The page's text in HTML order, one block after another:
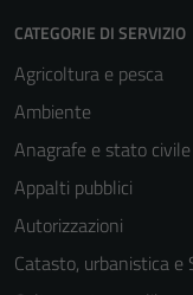
CATEGORIE DI SERVIZIO
Agricoltura e pesca
Ambiente
Anagrafe e stato civile
Appalti pubblici
Autorizzazioni
Catasto, urbanistica e